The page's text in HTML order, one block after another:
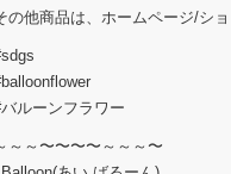
の他商品は、ホームページ/シ
ルーンフラワー
～～〜〜〜〜～～～〜